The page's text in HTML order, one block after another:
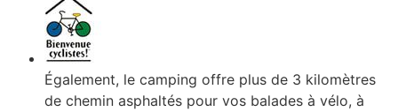
Également, le camping offre plus de 3 kilomètres
de chemin asphaltés pour vos balades à vélo, à